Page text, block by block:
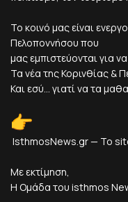
Το κοινό μας είναι
Πελοποννήσου που
μας εμπιστεύονται για
Τα νέα της Κορινθίας &
Και εσύ... γιατί να τα
IsthmosNews.gr — Το
Με εκτίμηση,
Η Ομάδα του isthmos